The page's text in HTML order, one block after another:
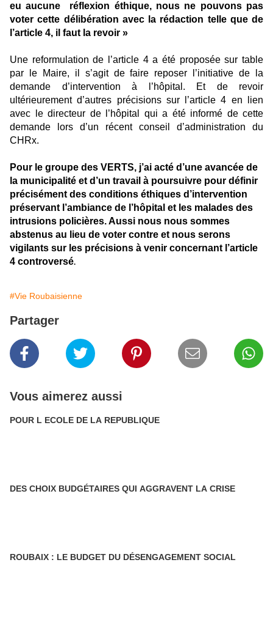
eu aucune
réflexion éthique, nous ne pouvons pas
voter cette délibération avec la rédaction telle que de
l’article 4, il faut la revoir »
Une reformulation de l’article 4 a été proposée sur table
par le Maire, il s’agit de faire reposer l’initiative de la
demande d’intervention à l’hôpital. Et de revoir
ultérieurement d’autres précisions sur l’article 4 en lien
avec le directeur de l’hôpital qui a été informé de cette
demande lors d’un récent conseil d’administration du
CHRx.
Pour le groupe des VERTS, j’ai acté d’une avancée de
la municipalité et d’un travail à poursuivre pour définir
précisément des conditions éthiques d’intervention
préservant l’ambiance de l’hôpital et les malades des
intrusions policières. Aussi nous nous sommes
abstenus au lieu de voter contre et nous serons
vigilants sur les précisions à venir concernant l’article
4 controversé.
#Vie Roubaisienne
Partager
Vous aimerez aussi
POUR L ECOLE DE LA REPUBLIQUE
DES CHOIX BUDGÉTAIRES QUI AGGRAVENT LA CRISE
ROUBAIX : LE BUDGET DU DÉSENGAGEMENT SOCIAL